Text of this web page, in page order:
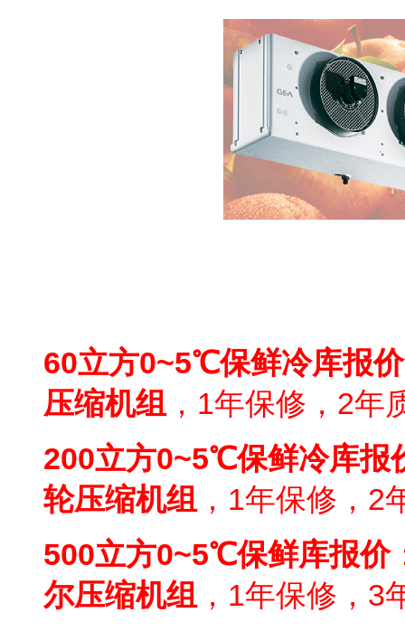
60立方0~5℃保鲜冷库报价
压缩机组 ，1年保修，2年
200立方0~5℃保鲜冷库报
轮压缩机组 ，1年保修，2
500立方0~5℃保鲜库报价
尔压缩机组 ，1年保修，3